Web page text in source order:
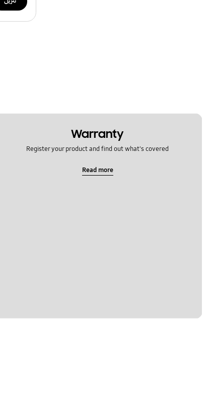
Warranty
Register your product and find out what's covered
Read more